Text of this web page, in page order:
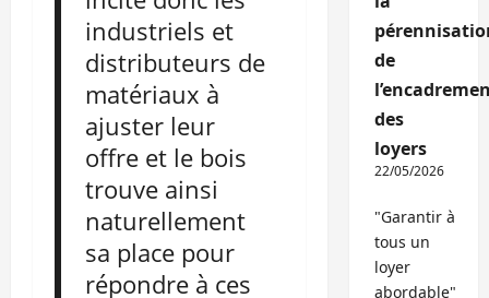
industriels et
distributeurs de
matériaux à
ajuster leur
offre et le bois
trouve ainsi
naturellement
sa place pour
répondre à ces
de
des
loyers
22/05/2026
"Garantir à
tous un
loyer
abordable"